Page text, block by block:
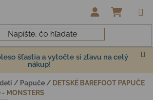
šťastia a vytočte si zľavu na celý
nákup!
/ Papuče / DETSKÉ BAREFOOT PAPUČE
- MONSTERS